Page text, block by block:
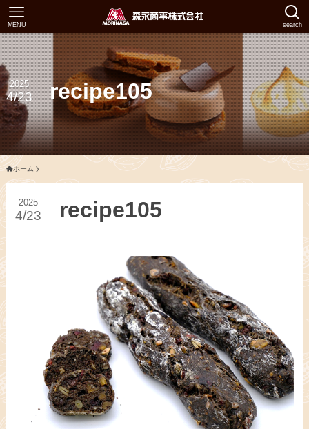
search
MENU
recipe105
2025
4/23
ホーム
recipe105
2025
4/23